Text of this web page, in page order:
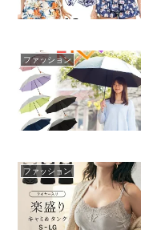
ファッション
ファッション